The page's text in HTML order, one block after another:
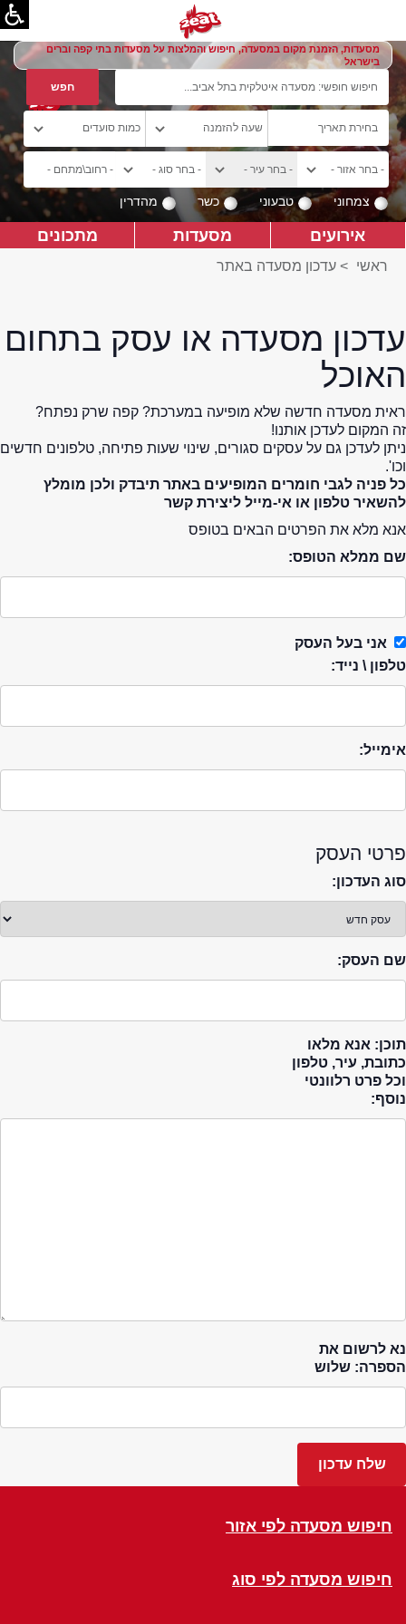
מסעדות, הזמנת מקום במסעדה, חיפוש והמלצות על מסעדות בתי קפה וברים
בישראל
צמחוני טבעוני כשר מהדרין
אירועים מסעדות מתכונים
ראשי > עדכון מסעדה באתר
עדכון מסעדה או עסק בתחום
האוכל
ראית מסעדה חדשה שלא מופיעה במערכת? קפה שרק נפתח?
זה המקום לעדכן אותנו!
ניתן לעדכן גם על עסקים סגורים, שינוי שעות פתיחה, טלפונים חדשים
וכו'.
כל פניה לגבי חומרים המופיעים באתר תיבדק ולכן מומלץ
להשאיר טלפון או אי-מייל ליצירת קשר
אנא מלא את הפרטים הבאים בטופס
שם ממלא הטופס:
אני בעל העסק
טלפון \ נייד:
אימייל:
פרטי העסק
סוג העדכון:
שם העסק:
תוכן: אנא מלאו
כתובת, עיר, טלפון
וכל פרט רלוונטי
נוסף:
נא לרשום את
הספרה: שלוש
חיפוש מסעדה לפי אזור
חיפוש מסעדה לפי סוג